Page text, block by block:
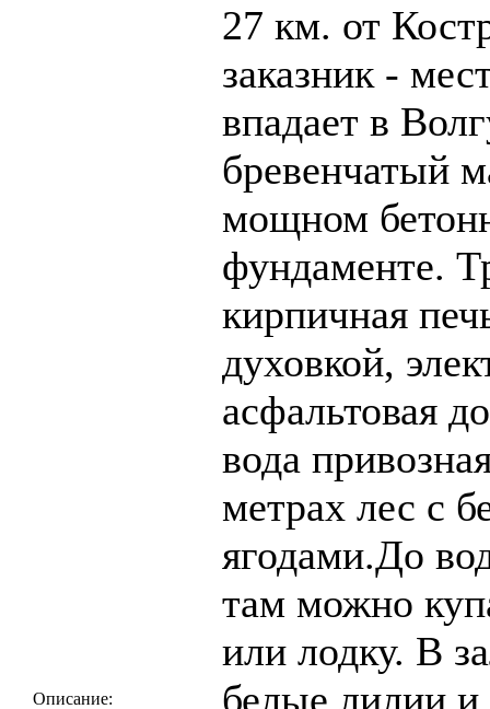
Описание:
27 км. от
заказник -
впадает в
бревенчатый
мощном
фундаменте.
кирпичная
духовкой,
асфальтовая
вода
метрах лес с
ягодами.До
там можно
или лодку. В
белые лилии